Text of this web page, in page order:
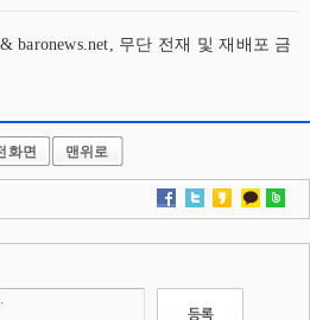
baronews.net, 무단 전재 및 재배포 금
화면 맨위로